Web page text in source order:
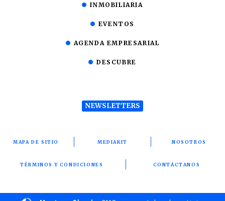
INMOBILIARIA
EVENTOS
AGENDA EMPRESARIAL
DESCUBRE
NEWSLETTERS
MAPA DE SITIO MEDIAKIT NOSOTROS
TÉRMINOS Y CONDICIONES CONTÁCTANOS